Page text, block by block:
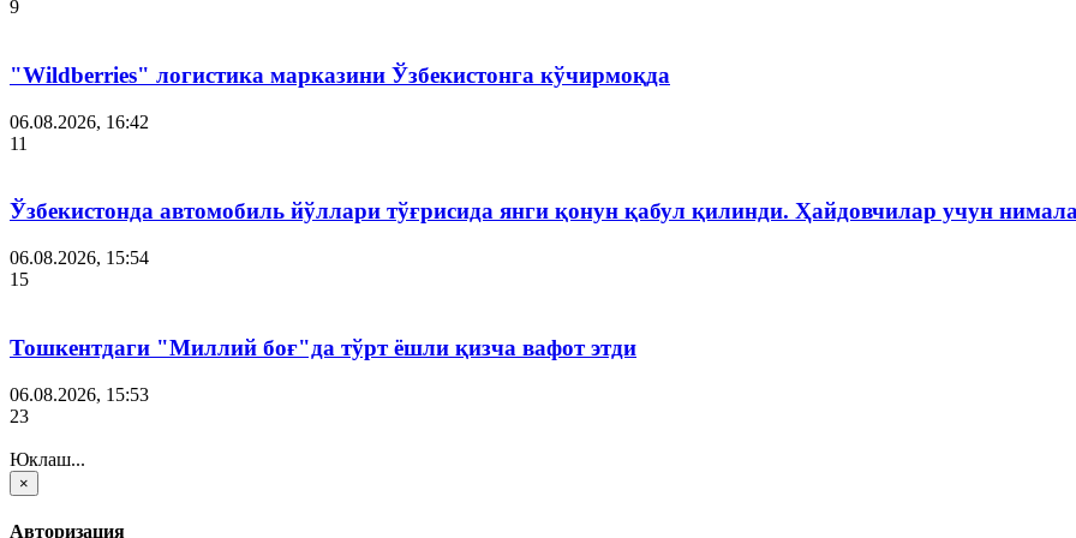
9
"Wildberries" логистика марказини Ўзбекистонга кўчирмоқда
06.08.2026, 16:42
11
Ўзбекистонда автомобиль йўллари тўғрисида янги қонун қабул қилинди. Ҳайдовчилар учун
06.08.2026, 15:54
15
Тошкентдаги "Миллий боғ"да тўрт ёшли қизча вафот этди
06.08.2026, 15:53
23
Юклаш...
×
Авторизация